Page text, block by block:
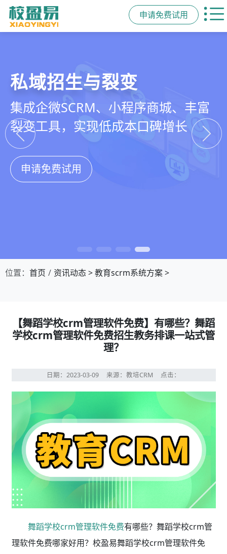
申请免费试用
教培行业CRM
以学员为中心，打通从引流、转化、
教学到复购转介绍的全生命周期增长
引擎
申请免费试用
智能销售漏斗
线索自动分配、标准化跟单、试听转
化分析，打造高绩效招生团队
申请免费试用
精细化客户运营
360°学员画像、自动化服务流程、智
能续费预警，深度挖掘学员长期价值
申请免费试用
私域招生与裂变
集成企微SCRM、小程序商城、丰富
裂变工具，实现低成本口碑增长
申请免费试用
位置： 首页 资讯动态>教育scrm系统方案>
【舞蹈学校crm管理软件免费】有哪些？舞蹈
学校crm管理软件免费招生教务排课一站式管
理？
日期：2023-03-09 来源：教培CRM 点击：
舞蹈学校crm管理软件免费有哪些？舞蹈学校crm管
理软件免费哪家好用？校盈易舞蹈学校crm管理软件免